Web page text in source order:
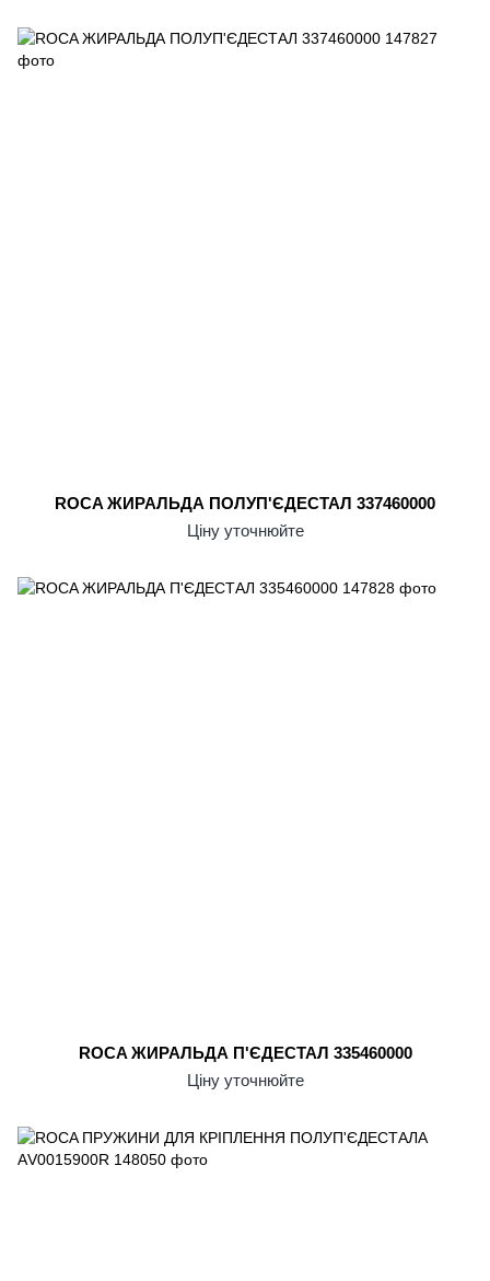
ROCA ЖИРАЛЬДА ПОЛУП'ЄДЕСТАЛ 337460000
Ціну уточнюйте
ROCA ЖИРАЛЬДА П'ЄДЕСТАЛ 335460000
Ціну уточнюйте